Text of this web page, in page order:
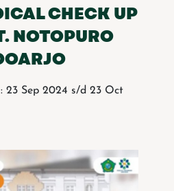
CHECK UP
NOTOPURO
23 Sep 2024 s/d 23 Oct